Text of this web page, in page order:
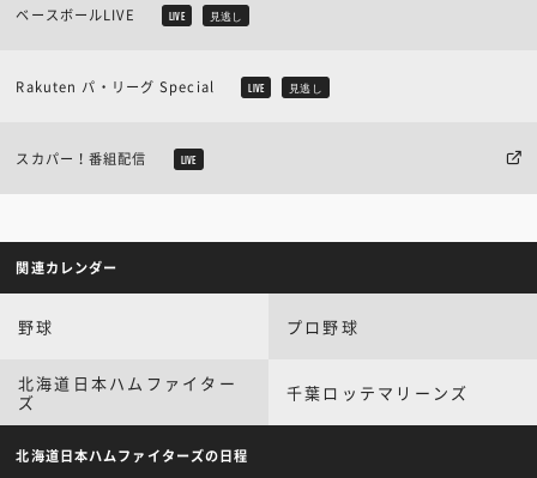
ベースボールLIVE LIVE 見逃し
Rakuten パ・リーグ Special LIVE 見逃し
スカパー！番組配信 LIVE
関連カレンダー
野球 プロ野球
北海道日本ハムファイター
ズ
千葉ロッテマリーンズ
北海道日本ハムファイターズの日程